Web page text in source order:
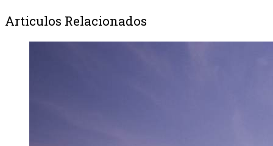
Articulos Relacionados